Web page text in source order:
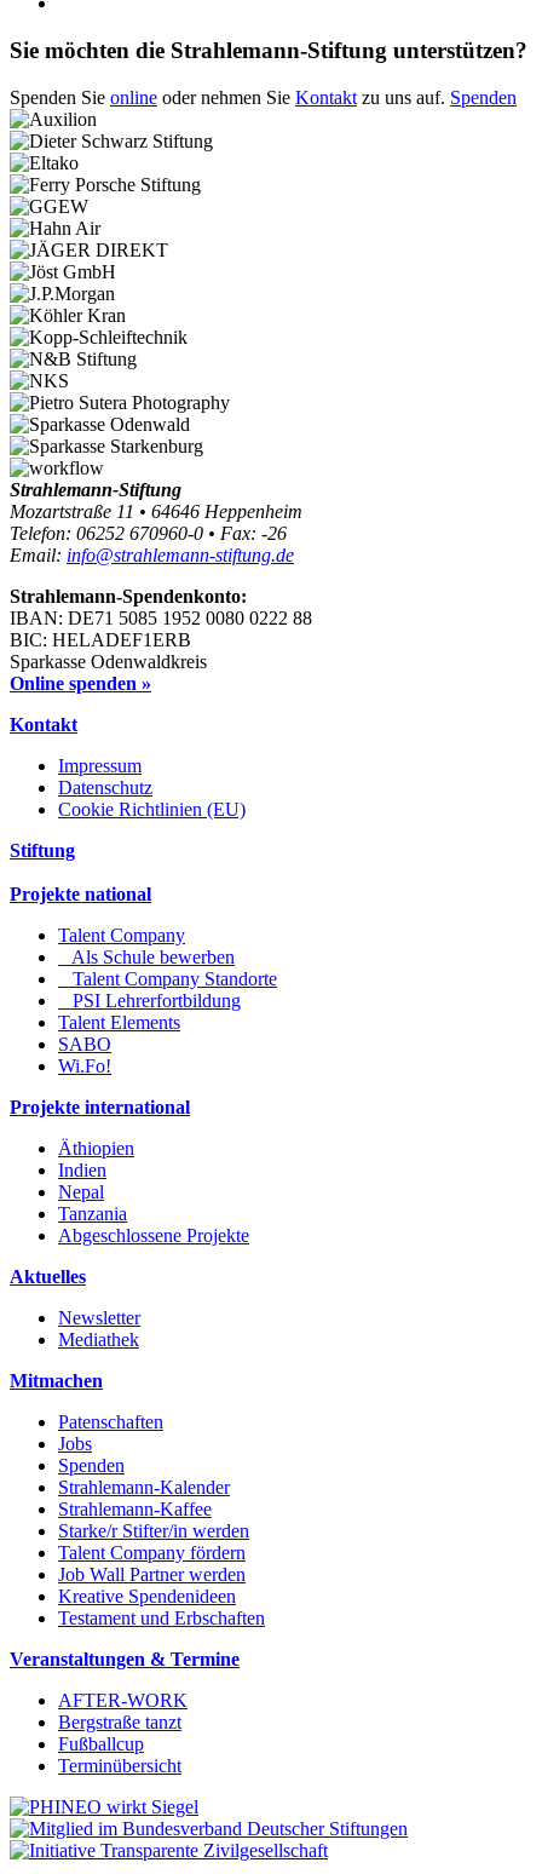
Sie möchten die Strahlemann-Stiftung unterstützen?
Spenden Sie online oder nehmen Sie Kontakt zu uns auf. Spenden
Strahlemann-Stiftung
Mozartstraße 11 • 64646 Heppenheim
Telefon: 06252 670960-0 • Fax: -26
Email: info@strahlemann-stiftung.de
Strahlemann-Spendenkonto:
IBAN: DE71 5085 1952 0080 0222 88
BIC: HELADEF1ERB
Sparkasse Odenwaldkreis
Online spenden »
Kontakt
Impressum
Datenschutz
Cookie Richtlinien (EU)
Stiftung
Projekte national
Talent Company
Als Schule bewerben
Talent Company Standorte
PSI Lehrerfortbildung
Talent Elements
SABO
Wi.Fo!
Projekte international
Äthiopien
Indien
Nepal
Tanzania
Abgeschlossene Projekte
Aktuelles
Newsletter
Mediathek
Mitmachen
Patenschaften
Jobs
Spenden
Strahlemann-Kalender
Strahlemann-Kaffee
Starke/r Stifter/in werden
Talent Company fördern
Job Wall Partner werden
Kreative Spendenideen
Testament und Erbschaften
Veranstaltungen & Termine
AFTER-WORK
Bergstraße tanzt
Fußballcup
Terminübersicht